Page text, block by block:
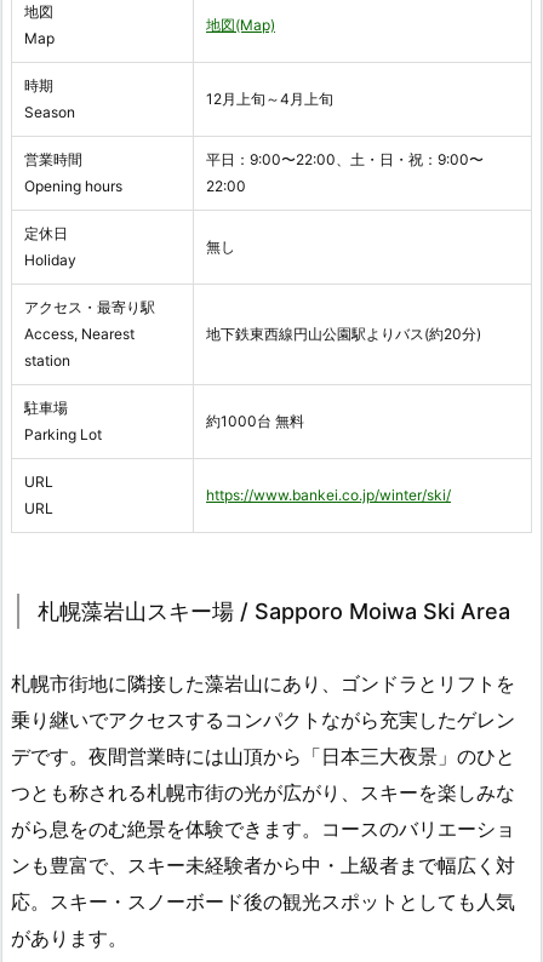
地図
Map
地図(Map)
時期
Season
12月上旬～4月上旬
営業時間
Opening hours
平日：9:00〜22:00、土・日・祝：9:00〜
22:00
定休日
Holiday
無し
アクセス・最寄り駅
Access, Nearest
station
地下鉄東西線円山公園駅よりバス(約20分)
駐車場
Parking Lot
約1000台 無料
URL
URL
https://www.bankei.co.jp/winter/ski/
札幌藻岩山スキー場 / Sapporo Moiwa Ski Area
札幌市街地に隣接した藻岩山にあり、ゴンドラとリフトを
乗り継いでアクセスするコンパクトながら充実したゲレン
デです。夜間営業時には山頂から「日本三大夜景」のひと
つとも称される札幌市街の光が広がり、スキーを楽しみな
がら息をのむ絶景を体験できます。コースのバリエーショ
ンも豊富で、スキー未経験者から中・上級者まで幅広く対
応。スキー・スノーボード後の観光スポットとしても人気
があります。